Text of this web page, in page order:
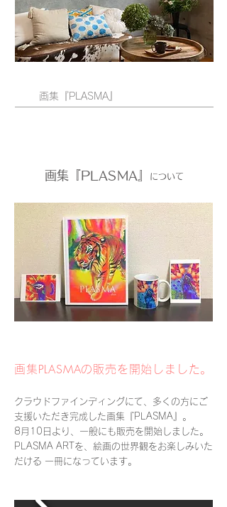
画集『PLASMA』
画集『PLASMA』 について
画集PLASMAの 販売を開始しました。
クラウドファインディングにて、多くの方にご
支援いただき完成した画集『PLASMA』。
8月10日より、一般にも販売を開始しました。
PLASMA ARTを、絵画の世界観をお楽しみいた
だける 一冊になっています。